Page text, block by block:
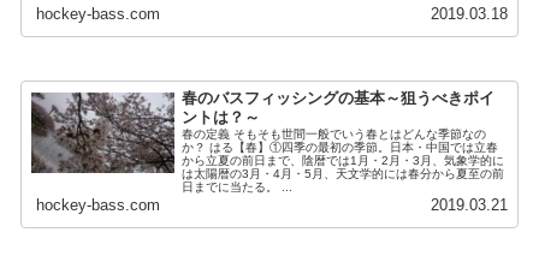
hockey-bass.com 2019.03.18
春のバスフィッシングの基本～狙うべきポイ
ントは？～
春の定義 そもそも世間一般でいう春とはどんな季節なの
か？ はる【春】①四季の最初の季節。日本・中国では立春
から立夏の前日まで、陰暦では1月・2月・3月、気象学的に
は太陽暦の3月・4月・5月、天文学的には春分から夏至の前
日までに当たる。 ...
hockey-bass.com 2019.03.21